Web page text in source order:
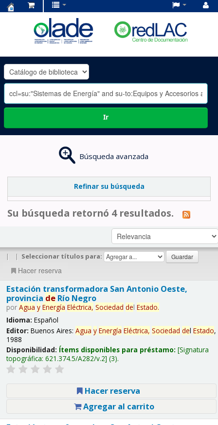
OLADE
-
Ir
Búsqueda avanzada
Refinar su búsqueda
Su búsqueda retornó 4 resultados.
| | Seleccionar títulos para:
Hacer reserva
Estación transformadora San Antonio Oeste,
provincia deRío Negro
por Agua y Energía Eléctrica, Sociedad del Estado.
Idioma: Español
Editor: Buenos Aires: Agua y Energía Eléctrica, Sociedad del Estado,
1988
Disponibilidad: Ítems disponibles para préstamo: Signatura
topográfica: 621.374.5/A282/v.2 (3).
Hacer reserva
Agregar al carrito